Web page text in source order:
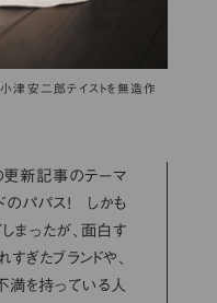
小津安二郎テイストを無造作
更新記事のテーマ
のパパス！ しかも
まったが、面白す
ぎたブランドや、
満を持っている人